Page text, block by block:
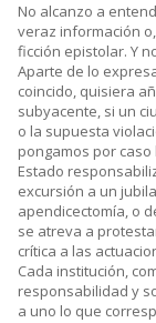
No alcanzo a
veraz información
ficción epistolar. Y
Aparte de lo
coincido, quisiera
subyacente, si un
o la supuesta
pongamos por caso
Estado
excursión a un
apendicectomía, o
se atreva a
crítica a las
Cada institución,
responsabilidad y
a uno lo que